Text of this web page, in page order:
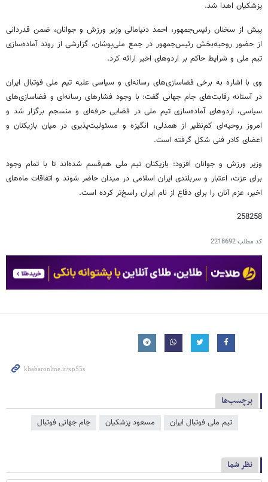
پزشکیان اهدا شد.
پیش از سخنان رئیس‌جمهور، احمد دنیامالی وزیر ورزش و جوانان، ضمن قدردانی
از حضور روحیه‌بخش رئیس‌جمهور در جمع ملی‌پوشان، گزارشی از روند آماده‌سازی
تیم ملی و شرایط حاکم بر اردوهای اخیر ارائه کرد.
وی با اشاره به برخی فضاسازی‌های رسانه‌ای و سیاسی علیه تیم ملی فوتبال ایران
در آستانه رقابت‌های جام جهانی گفت: با وجود فشارهای رسانه‌ای و فضاسازی‌های
سیاسی، اردوهای آماده‌سازی تیم ملی در فضایی حرفه‌ای و منسجم برگزار شد و
امروز روحیه‌ای کم‌نظیر از همدلی، انگیزه و مسئولیت‌پذیری در میان بازیکنان و
اعضای کادر فنی شکل گرفته است.
وزیر ورزش و جوانان افزود: بازیکنان تیم ملی هم‌قسم شده‌اند تا با تمام وجود
برای عزت، اعتبار و سربلندی ایران اسلامی در میدان حاضر شوند و اتفاقات ماه‌های
اخیر، عزم آنان را برای دفاع از نام ایران راسخ‌تر کرده است.
258258
کد مطلب2218692
برچسب‌ها
تیم ملی فوتبال ایران مسعود پزشکیان جام جهانی فوتبال
نظر شما